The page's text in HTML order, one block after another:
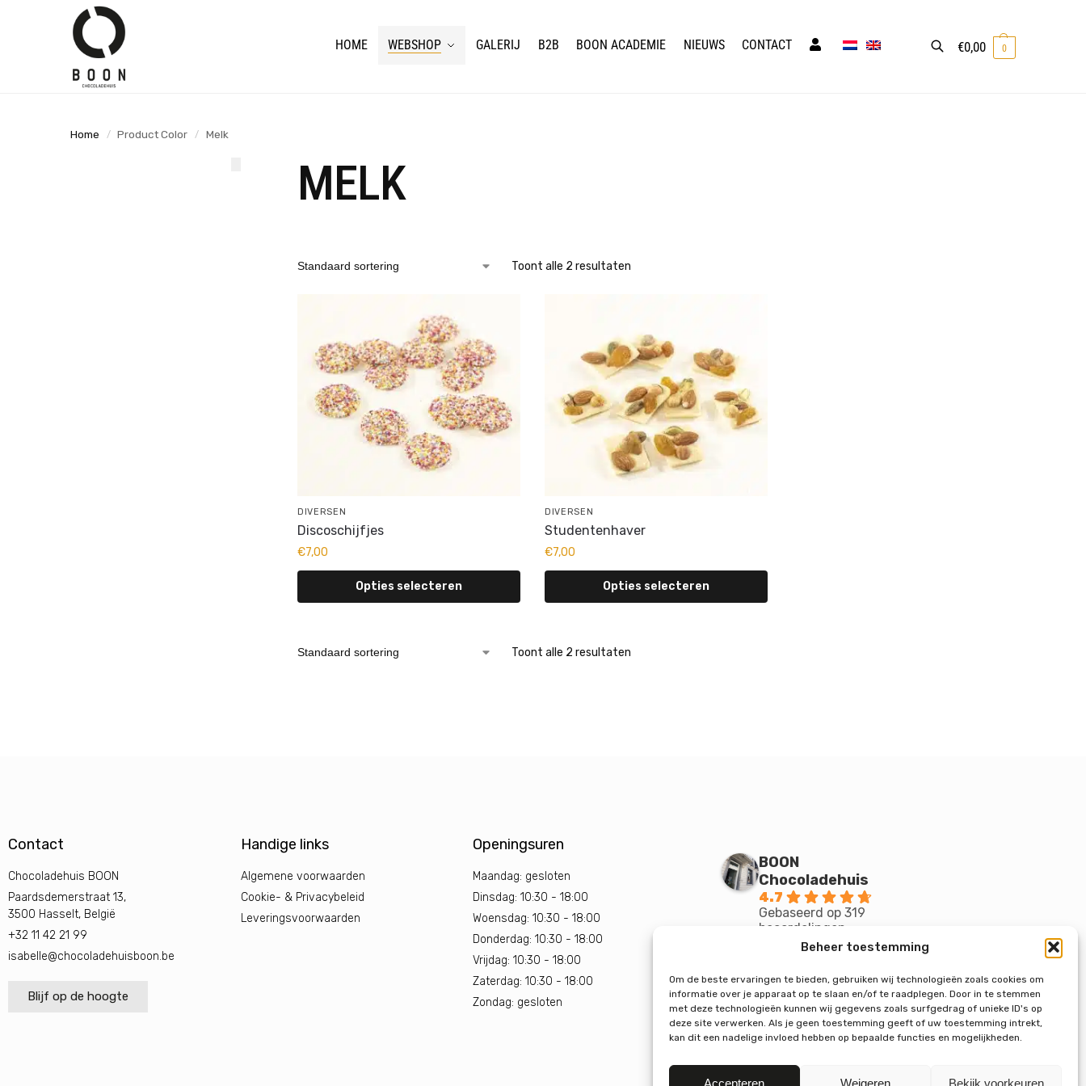
Beheer toestemming
Om de beste ervaringen te bieden, gebruiken wij technologieën zoals cookies om
informatie over je apparaat op te slaan en/of te raadplegen. Door in te stemmen
met deze technologieën kunnen wij gegevens zoals surfgedrag of unieke ID's op
deze site verwerken. Als je geen toestemming geeft of uw toestemming intrekt,
kan dit een nadelige invloed hebben op bepaalde functies en mogelijkheden.
Accepteren Weigeren Bekijk voorkeuren
HOME
WEBSHOP GALERIJ B2B BOON ACADEMIE NIEUWS CONTACT
Search
€0,00 0
Home / Product Color / Melk
MELK
Toont alle 2 resultaten
DIVERSEN
Discoschijfjes
€7,00
Opties selecteren
DIVERSEN
Studentenhaver
€7,00
Opties selecteren
Toont alle 2 resultaten
Contact
Chocoladehuis BOON
Paardsdemerstraat 13,
3500 Hasselt, België
+32 11 42 21 99
isabelle@chocoladehuisboon.be
Blijf op de hoogte
Handige links
Algemene voorwaarden
Cookie- & Privacybeleid
Leveringsvoorwaarden
Openingsuren
Maandag: gesloten
Dinsdag: 10:30 - 18:00
Woensdag: 10:30 - 18:00
Donderdag: 10:30 - 18:00
Vrijdag: 10:30 - 18:00
Zaterdag: 10:30 - 18:00
Zondag: gesloten
BOON
Chocoladehuis
4.7
Gebaseerd op 319
beoordelingen
powered byG oogle